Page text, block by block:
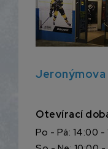
Otevírací
Po - Pá: 14:00 -